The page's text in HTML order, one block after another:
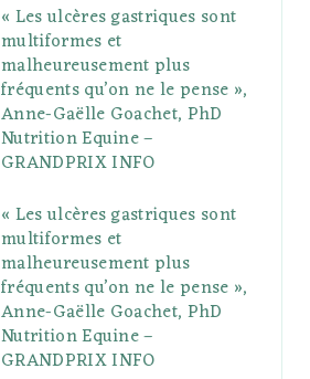
e
P
l
s
g
r
a
m
r
e
s
r
« Les ulcères gastriques sont
multiformes et
malheureusement plus
fréquents qu’on ne le pense »,
Anne-Gaëlle Goachet, PhD
Nutrition Equine –
GRANDPRIX INFO
« Les ulcères gastriques sont
multiformes et
malheureusement plus
fréquents qu’on ne le pense »,
Anne-Gaëlle Goachet, PhD
Nutrition Equine –
GRANDPRIX INFO